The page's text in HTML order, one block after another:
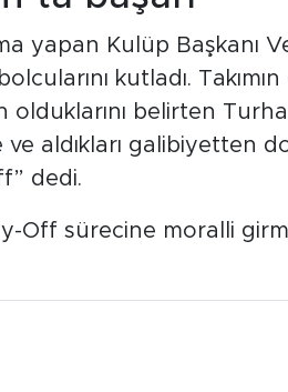
yapan Kulüp Başkanı
kutladı.
belirten
aldıkları galibiyetten
dedi.
Off sürecine moralli